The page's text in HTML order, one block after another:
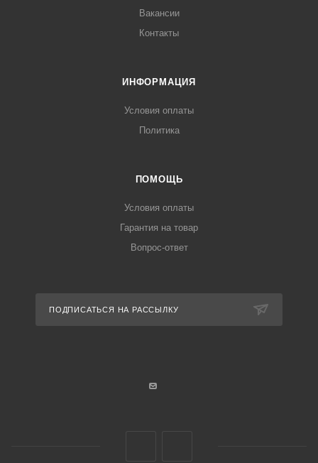
Вакансии
Контакты
ИНФОРМАЦИЯ
Условия оплаты
Политика
ПОМОЩЬ
Условия оплаты
Гарантия на товар
Вопрос-ответ
ПОДПИСАТЬСЯ НА РАССЫЛКУ